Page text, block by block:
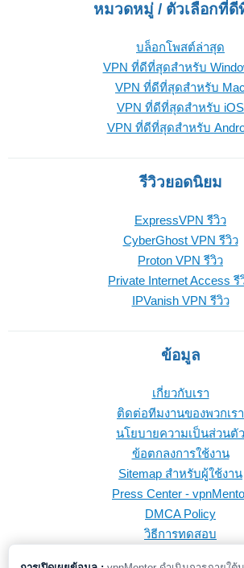
หมวดหมู่ / ตัวเลือกที่ดี
บล็อกโพสต์ล่าสุด
VPN ที่ดีที่สุดสำหรับ
VPN ที่ดีที่สุดสำหรับ Mac
VPN ที่ดีที่สุดสำหรับ iOS
VPN ที่ดีที่สุดสำหรับ
รีวิวยอดนิยม
ExpressVPN รีวิว
CyberGhost VPN รีวิว
Proton VPN รีวิว
Private Internet Access รี
IPVanish VPN รีวิว
ข้อมูล
เกี่ยวกับเรา
ติดต่อทีมงานของพวกเรา
นโยบายความเป็นส่วนตัว
ข้อตกลงการใช้งาน
Sitemap สำหรับผู้ใช้งาน
Press Center -
DMCA Policy
วิธีการทดสอบ